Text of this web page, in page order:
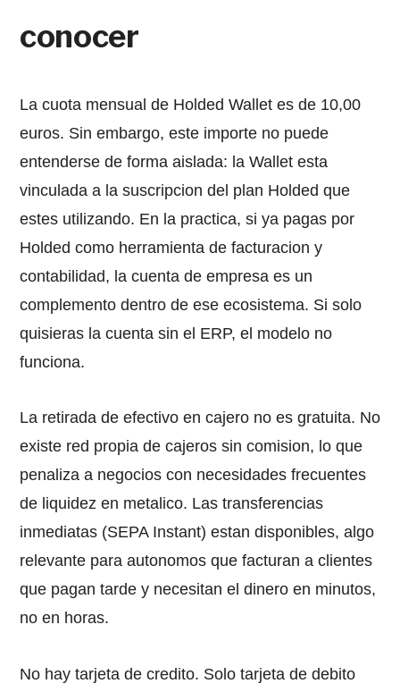
conocer
La cuota mensual de Holded Wallet es de 10,00
euros. Sin embargo, este importe no puede
entenderse de forma aislada: la Wallet esta
vinculada a la suscripcion del plan Holded que
estes utilizando. En la practica, si ya pagas por
Holded como herramienta de facturacion y
contabilidad, la cuenta de empresa es un
complemento dentro de ese ecosistema. Si solo
quisieras la cuenta sin el ERP, el modelo no
funciona.
La retirada de efectivo en cajero no es gratuita. No
existe red propia de cajeros sin comision, lo que
penaliza a negocios con necesidades frecuentes
de liquidez en metalico. Las transferencias
inmediatas (SEPA Instant) estan disponibles, algo
relevante para autonomos que facturan a clientes
que pagan tarde y necesitan el dinero en minutos,
no en horas.
No hay tarjeta de credito. Solo tarjeta de debito